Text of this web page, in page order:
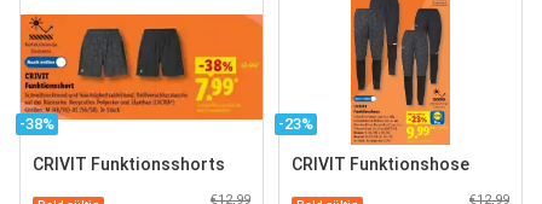
-38%
CRIVIT Funktionsshorts
€12,99
-23%
CRIVIT Funktionshose
€12,99